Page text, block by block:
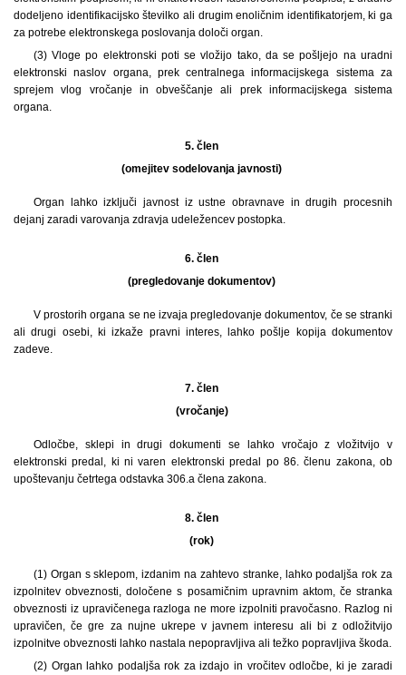
dodeljeno identifikacijsko številko ali drugim enoličnim identifikatorjem, ki ga
za potrebe elektronskega poslovanja določi organ.
(3) Vloge po elektronski poti se vložijo tako, da se pošljejo na uradni
elektronski naslov organa, prek centralnega informacijskega sistema za
sprejem vlog vročanje in obveščanje ali prek informacijskega sistema
organa.
5. člen
(omejitev sodelovanja javnosti)
Organ lahko izključi javnost iz ustne obravnave in drugih procesnih
dejanj zaradi varovanja zdravja udeležencev postopka.
6. člen
(pregledovanje dokumentov)
V prostorih organa se ne izvaja pregledovanje dokumentov, če se stranki
ali drugi osebi, ki izkaže pravni interes, lahko pošlje kopija dokumentov
zadeve.
7. člen
(vročanje)
Odločbe, sklepi in drugi dokumenti se lahko vročajo z vložitvijo v
elektronski predal, ki ni varen elektronski predal po 86. členu zakona, ob
upoštevanju četrtega odstavka 306.a člena zakona.
8. člen
(rok)
(1) Organ s sklepom, izdanim na zahtevo stranke, lahko podaljša rok za
izpolnitev obveznosti, določene s posamičnim upravnim aktom, če stranka
obveznosti iz upravičenega razloga ne more izpolniti pravočasno. Razlog ni
upravičen, če gre za nujne ukrepe v javnem interesu ali bi z odložitvijo
izpolnitve obveznosti lahko nastala nepopravljiva ali težko popravljiva škoda.
(2) Organ lahko podaljša rok za izdajo in vročitev odločbe, ki je zaradi